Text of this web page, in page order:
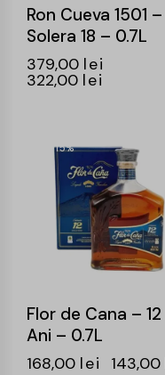
Ron Cueva 1501 –
Solera 18 – 0.7L
379,00 lei
322,00 lei
-15%
Flor de Cana – 12
Ani – 0.7L
168,00 lei 143,00